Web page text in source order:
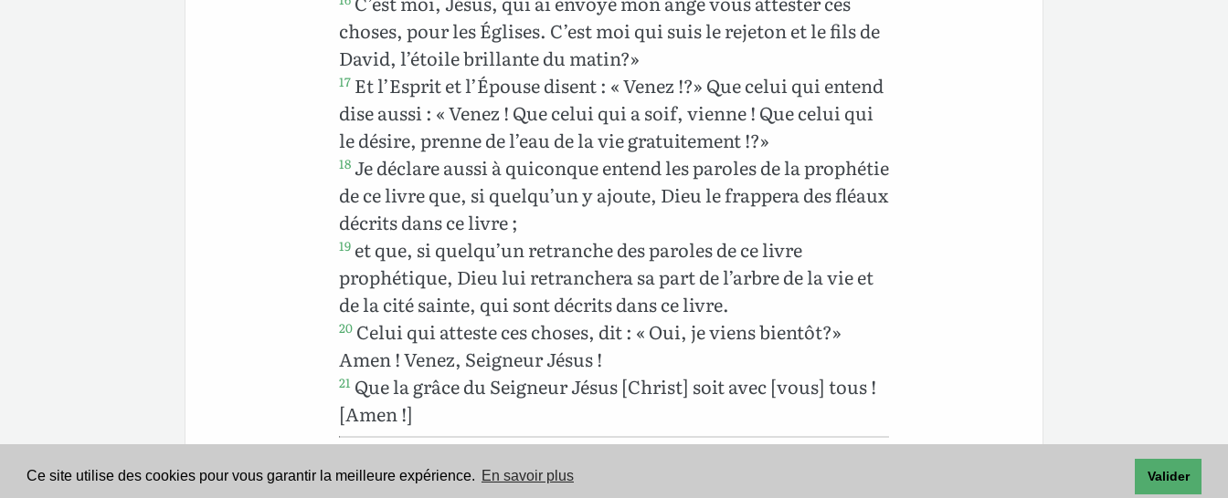
Ce site utilise des cookies pour vous garantir la meilleure expérience. En savoir plus Valider
choses, pour les Églises. C’est moi qui suis le rejeton et le fils de
David, l’étoile brillante du matin?»
17 Et l’Esprit et l’Épouse disent : « Venez !?» Que celui qui entend
dise aussi : « Venez ! Que celui qui a soif, vienne ! Que celui qui
le désire, prenne de l’eau de la vie gratuitement !?»
18 Je déclare aussi à quiconque entend les paroles de la prophétie
de ce livre que, si quelqu’un y ajoute, Dieu le frappera des fléaux
décrits dans ce livre ;
19 et que, si quelqu’un retranche des paroles de ce livre
prophétique, Dieu lui retranchera sa part de l’arbre de la vie et
de la cité sainte, qui sont décrits dans ce livre.
20 Celui qui atteste ces choses, dit : « Oui, je viens bientôt?»
Amen ! Venez, Seigneur Jésus !
21 Que la grâce du Seigneur Jésus [Christ] soit avec [vous] tous !
[Amen !]
Cette Bible est dans le domaine public.